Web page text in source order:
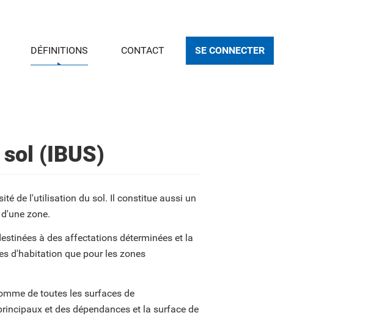
DÉFINITIONS CONTACT SE CONNECTER
(IBUS)
de l'utilisation du sol. Il constitue aussi un
zone.
à des affectations déterminées et la
d'habitation que pour les zones
de toutes les surfaces de
et des dépendances et la surface de